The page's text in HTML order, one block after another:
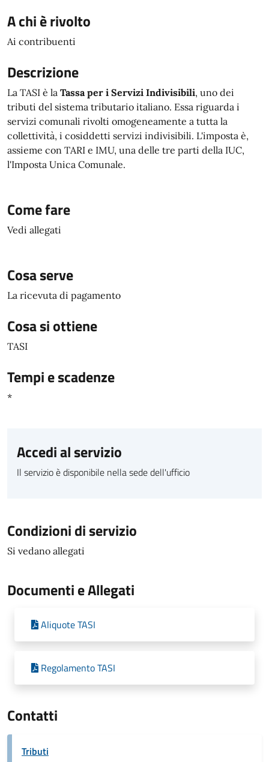
A chi è rivolto
Ai contribuenti
Descrizione
La TASI è la Tassa per i Servizi Indivisibili, uno dei
tributi del sistema tributario italiano. Essa riguarda i
servizi comunali rivolti omogeneamente a tutta la
collettività, i cosiddetti servizi indivisibili. L'imposta è,
assieme con TARI e IMU, una delle tre parti della IUC,
l'Imposta Unica Comunale.
Come fare
Vedi allegati
Cosa serve
La ricevuta di pagamento
Cosa si ottiene
TASI
Tempi e scadenze
*
Accedi al servizio
Il servizio è disponibile nella sede dell'ufficio
Condizioni di servizio
Si vedano allegati
Documenti e Allegati
Aliquote TASI
Regolamento TASI
Contatti
Tributi